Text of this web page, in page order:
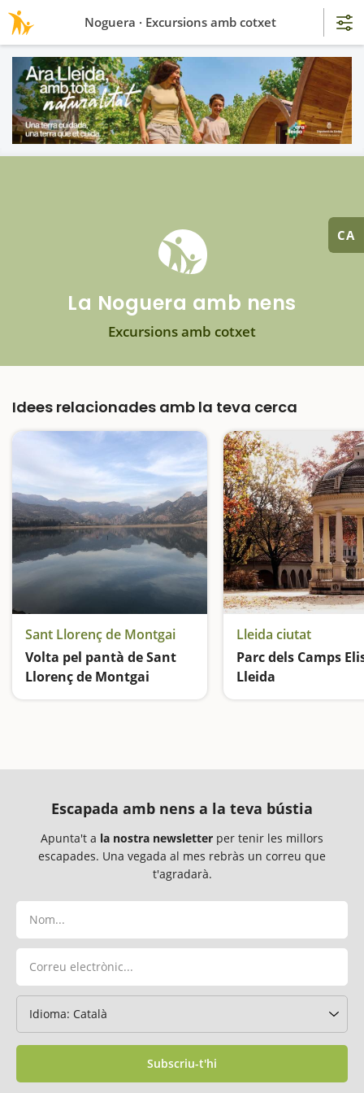
CA
La Noguera amb nens
Excursions amb cotxet
Idees relacionades amb la teva cerca
Sant Llorenç de Montgai
Volta pel pantà de Sant
Llorenç de Montgai
Lleida ciutat
Parc dels Camps
Lleida
Escapada amb nens a la teva bústia
Apunta't a la nostra newsletter per tenir les millors
escapades. Una vegada al mes rebràs un correu que
t'agradarà.
Subscriu-t'hi
Noguera · Excursions amb cotxet